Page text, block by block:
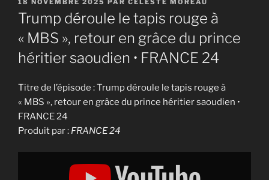
LE
Trump déroule le tapis rouge à
« MBS », retour en grâce du prince
héritier saoudien • FRANCE 24
Titre de l’épisode : Trump déroule le tapis rouge à
« MBS », retour en grâce du prince héritier saoudien •
FRANCE 24
Produit par : FRANCE 24
Display